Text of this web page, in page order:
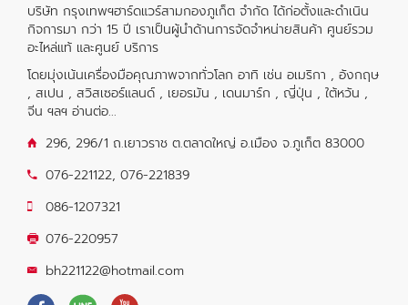
บริษัท กรุงเทพฯฮาร์ดแวร์สามกองภูเก็ต จำกัด ได้ก่อตั้งและดำเนิน
กิจการมา กว่า 15 ปี เราเป็นผู้นำด้านการจัดจำหน่ายสินค้า ศูนย์รวม
อะไหล่แท้ และศูนย์ บริการ
โดยมุ่งเน้นเครื่องมือคุณภาพจากทั่วโลก อาทิ เช่น อเมริกา , อังกฤษ
, สเปน , สวิสเซอร์แลนด์ , เยอรมัน , เดนมาร์ก , ญี่ปุ่น , ใต้หวัน ,
จีน ฯลฯ อ่านต่อ...
296, 296/1 ถ.เยาวราช ต.ตลาดใหญ่ อ.เมือง จ.ภูเก็ต 83000
076-221122, 076-221839
086-1207321
076-220957
bh221122@hotmail.com